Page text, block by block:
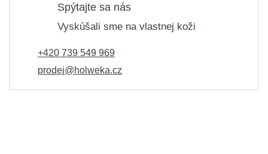
Spýtajte sa nás
Vyskúšali sme na vlastnej koži
+420 739 549 969
prodej@holweka.cz